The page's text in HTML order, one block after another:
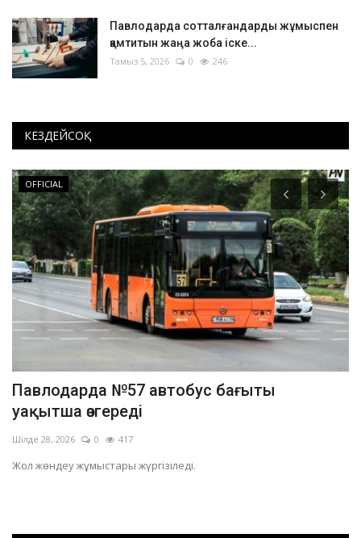
Павлодарда сотталғандарды жұмыспен
қамтитын жаңа жоба іске...
Тамыз 5, 2026 0 246
КЕЗДЕЙСОҚ
Жауынгерлік өнер
Павлодар облысының
чемпионатында жүлдегер...
Сәуір 28, 2026
Дзюдодан өткен чемпионат «Заң мен тәртіп»